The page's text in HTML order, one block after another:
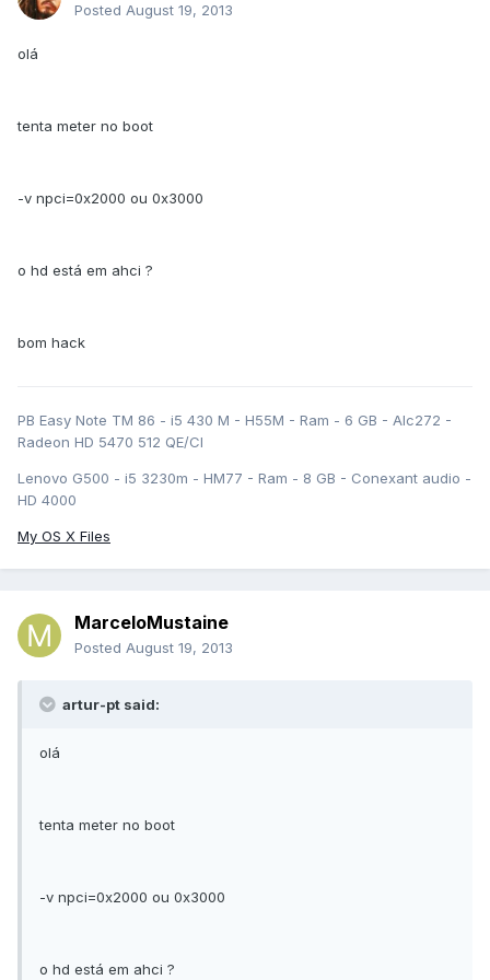
Posted August 19, 2013
olá
tenta meter no boot
-v npci=0x2000 ou 0x3000
o hd está em ahci ?
bom hack
PB Easy Note TM 86 - i5 430 M - H55M - Ram - 6 GB - Alc272 -
Radeon HD 5470 512 QE/CI
Lenovo G500 - i5 3230m - HM77 - Ram - 8 GB - Conexant audio -
HD 4000
My OS X Files
MarceloMustaine
Posted August 19, 2013
artur-pt said:
olá
tenta meter no boot
-v npci=0x2000 ou 0x3000
o hd está em ahci ?